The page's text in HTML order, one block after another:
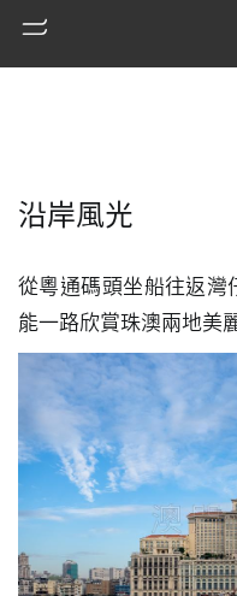
索
古
圖
沿岸風光
從粵通碼頭坐船往返灣
能一路欣賞珠澳兩地美